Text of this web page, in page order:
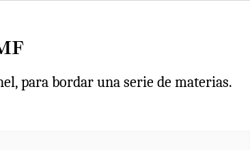
para bordar una serie de materias.